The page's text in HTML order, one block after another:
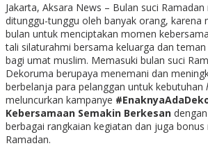
Jakarta, Aksara News – Bulan suci
ditunggu-tunggu oleh banyak orang, karena
bulan untuk menciptakan momen
tali silaturahmi bersama keluarga dan
bagi umat muslim. Memasuki bulan suci
Dekoruma berupaya menemani dan
berbelanja para pelanggan untuk kebutuhan
meluncurkan kampanye
Kebersamaan Semakin Berkesan
berbagai rangkaian kegiatan dan juga bonus
Ramadan.